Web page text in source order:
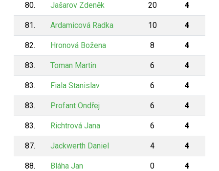
80. Jašarov Zdeněk 20 4
81. Ardamicová Radka 10 4
82. Hronová Božena 8 4
83. Toman Martin 6 4
83. Fiala Stanislav 6 4
83. Profant Ondřej 6 4
83. Richtrová Jana 6 4
87. Jackwerth Daniel 4 4
88. Bláha Jan 0 4